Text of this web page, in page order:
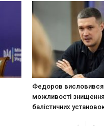
Федоров
можливості знищення
балістичних